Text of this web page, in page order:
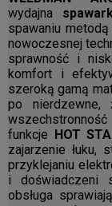
wydajna
spawaniu
nowoczesnej
sprawność i
komfort i
szeroką gamą
po nierdzewne,
funkcje HOT
zajarzenie łuku,
przyklejaniu
i doświadczeni
obsługa